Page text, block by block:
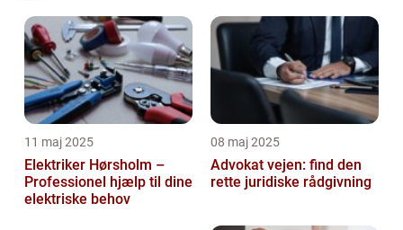
11 maj 2025
Elektriker Hørsholm –
Professionel hjælp til dine
elektriske behov
08 maj 2025
Advokat vejen: find den
rette juridiske rådgivning